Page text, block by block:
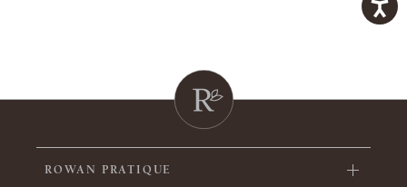
ROWAN PRATIQUE